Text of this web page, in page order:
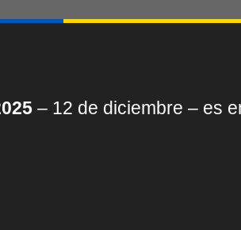
– 12 de diciembre – es